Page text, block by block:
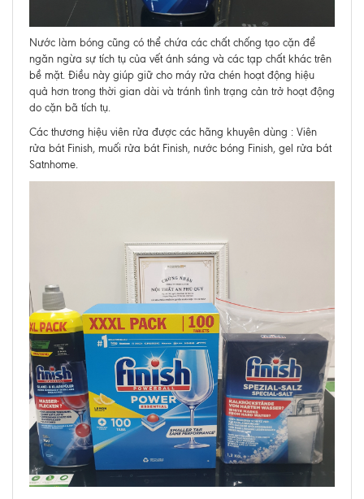
Nước làm bóng cũng có thể chứa các chất chống tạo cặn để
ngăn ngừa sự tích tụ của vết ánh sáng và các tạp chất khác trên
bề mặt. Điều này giúp giữ cho máy rửa chén hoạt động hiệu
quả hơn trong thời gian dài và tránh tình trạng cản trở hoạt động
do cặn bã tích tụ.
Các thương hiệu viên rửa được các hãng khuyên dùng : Viên
rửa bát Finish, muối rửa bát Finish, nước bóng Finish, gel rửa bát
Satnhome.